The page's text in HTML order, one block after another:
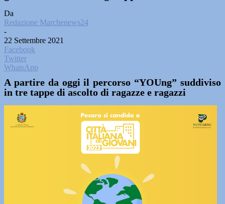
Da
Redazione Marchenews24
-
22 Settembre 2021
Facebook
Twitter
WhatsApp
A partire da oggi il percorso “YOUng” suddiviso
in tre tappe di ascolto di ragazze e ragazzi